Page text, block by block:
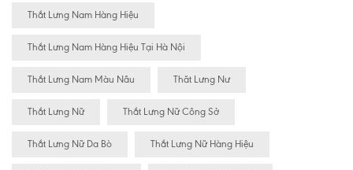
Thắt Lưng Nam Hàng Hiệu
Thắt Lưng Nam Hàng Hiệu Tại Hà Nội
Thắt Lưng Nam Màu Nâu Thăt Lưng Nư
Thắt Lưng Nữ Thắt Lưng Nữ Công Sở
Thắt Lưng Nữ Da Bò Thắt Lưng Nữ Hàng Hiệu